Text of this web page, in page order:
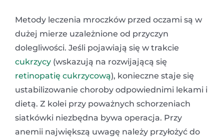
Metody leczenia mroczków przed oczami są w
dużej mierze uzależnione od przyczyn
dolegliwości. Jeśli pojawiają się w trakcie
cukrzycy (wskazują na rozwijającą się
retinopatię cukrzycową), konieczne staje się
ustabilizowanie choroby odpowiednimi lekami i
dietą. Z kolei przy poważnych schorzeniach
siatkówki niezbędna bywa operacja. Przy
anemii największą uwagę należy przyłożyć do